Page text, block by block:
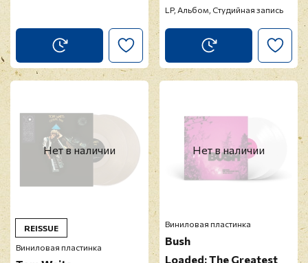
LP, Альбом, Студийная запись
Нет в наличии
REISSUE
Виниловая пластинка
Нет в наличии
Виниловая пластинка
Bush
Loaded: The Greatest